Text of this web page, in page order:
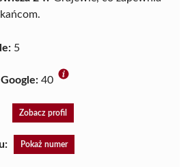
5
40
Zobacz profil
Pokaż numer